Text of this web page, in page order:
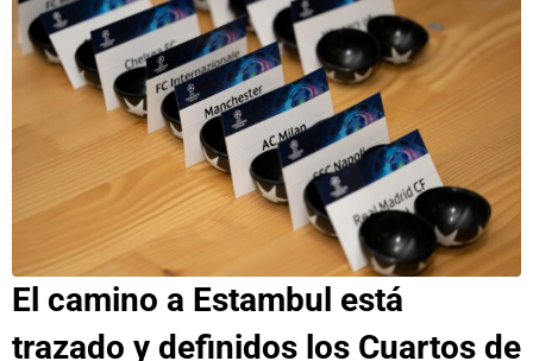
El camino a Estambul está
trazado y definidos los Cuartos de